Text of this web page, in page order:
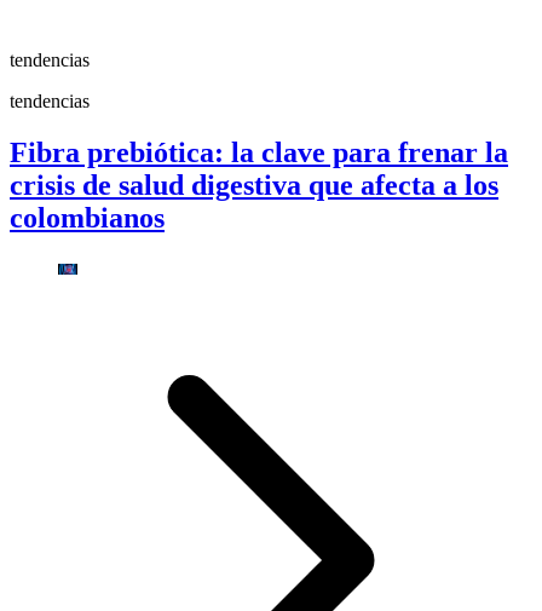
tendencias
tendencias
Fibra prebiótica: la clave para frenar la
crisis de salud digestiva que afecta a los
colombianos